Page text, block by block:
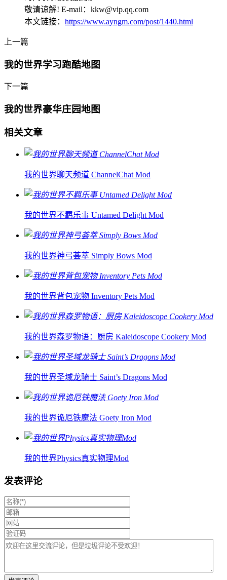
敬请谅解! E-mail：kkw@vip.qq.com
本文链接： https://www.ayngm.com/post/1440.html
上一篇
我的世界学习跑酷地图
下一篇
我的世界豪华庄园地图
相关文章
我的世界聊天频道 ChannelChat Mod
我的世界不羁乐事 Untamed Delight Mod
我的世界神弓荟萃 Simply Bows Mod
我的世界背包宠物 Inventory Pets Mod
我的世界森罗物语：厨房 Kaleidoscope Cookery Mod
我的世界圣域龙骑士 Saint’s Dragons Mod
我的世界诡厄铁魔法 Goety Iron Mod
我的世界Physics真实物理Mod
发表评论